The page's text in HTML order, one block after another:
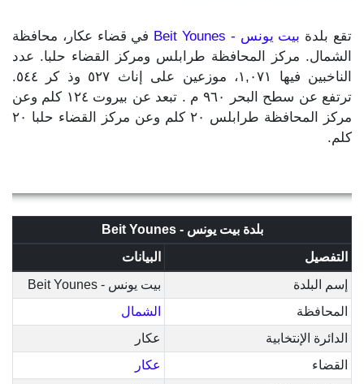
تقع بلدة بيت يونس - Beit Younes
في قضاء عكار، محافظة
الشمال. مركز المحافظة طرابلس ومركز القضاء حلبا. عدد
الناخبين فيها ١,٠٧١، موزعين على إناث ٥٢٧ وذ كر ٥٤٤.
ترتفع عن سطح البحر ٩٦٠ م . تبعد عن بيروت ١٢٤ كلم وعن
مركز المحافظة طرابلس ٢٠ كلم وعن مركز القضاء حلبا ٢٠
كلم.
بلدة بيت يونس - Beit Younes
التفصيل
البيانات
إسم البلدة
بيت يونس - Beit Younes
المحافظة
الشمال
الدائرة الإنتخابية
عكار
القضاء
عكار